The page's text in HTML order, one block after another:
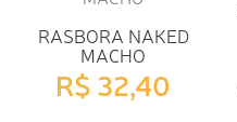
RASBORA NAKED
MACHO
R$ 32,40